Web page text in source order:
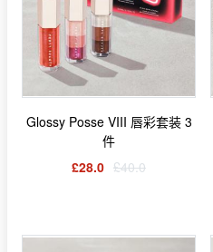
Glossy Posse VIII 唇彩套装 3
件
£28.0 £40.0